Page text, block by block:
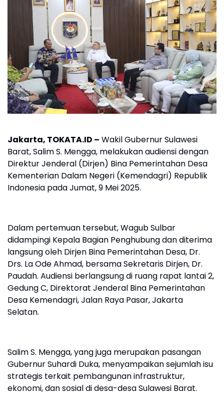
Jakarta, TOKATA.ID – Wakil Gubernur Sulawesi
Barat, Salim S. Mengga, melakukan audiensi dengan
Direktur Jenderal (Dirjen) Bina Pemerintahan Desa
Kementerian Dalam Negeri (Kemendagri) Republik
Indonesia pada Jumat, 9 Mei 2025.
Dalam pertemuan tersebut, Wagub Sulbar
didampingi Kepala Bagian Penghubung dan diterima
langsung oleh Dirjen Bina Pemerintahan Desa, Dr.
Drs. La Ode Ahmad, bersama Sekretaris Dirjen, Dr.
Paudah. Audiensi berlangsung di ruang rapat lantai 2,
Gedung C, Direktorat Jenderal Bina Pemerintahan
Desa Kemendagri, Jalan Raya Pasar, Jakarta
Selatan.
Salim S. Mengga, yang juga merupakan pasangan
Gubernur Suhardi Duka, menyampaikan sejumlah isu
strategis terkait pembangunan infrastruktur,
ekonomi, dan sosial di desa-desa Sulawesi Barat.